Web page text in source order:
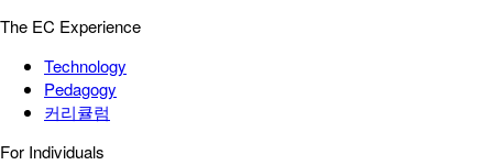
The EC Experience
Technology
Pedagogy
커리큘럼
For Individuals